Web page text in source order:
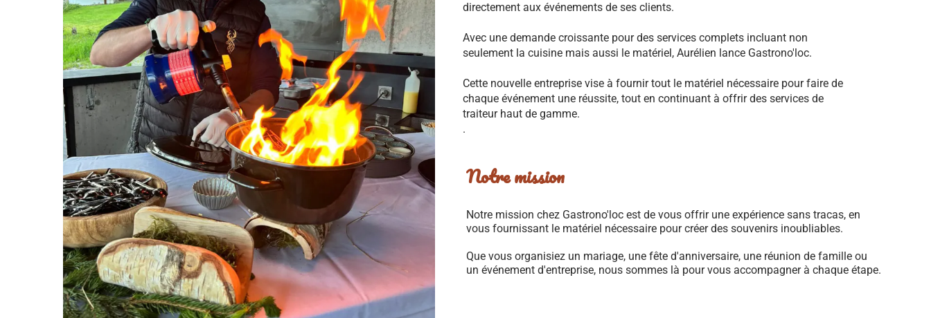
directement aux événements de ses clients.
Avec une demande croissante pour des services complets incluant non
seulement la cuisine mais aussi le matériel, Aurélien lance Gastrono'loc.
Cette nouvelle entreprise vise à fournir tout le matériel nécessaire pour faire de
chaque événement une réussite, tout en continuant à offrir des services de
traiteur haut de gamme.
.
Notre mission
Notre mission chez Gastrono'loc est de vous offrir une expérience sans tracas, en
vous fournissant le matériel nécessaire pour créer des souvenirs inoubliables.
Que vous organisiez un mariage, une fête d'anniversaire, une réunion de famille ou
un événement d'entreprise, nous sommes là pour vous accompagner à chaque étape.